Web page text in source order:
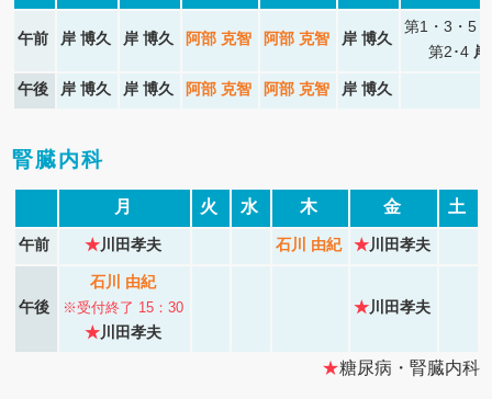
午前 岸 博久 岸 博久 阿部 克智 阿部 克智 岸 博久
第1・3・5
第2･4
午後 岸 博久 岸 博久 阿部 克智 阿部 克智 岸 博久
腎臓内科
月 火 水 木 金 土
午前 ★川田孝夫 石川 由紀 ★川田孝夫
午後
石川 由紀
※受付終了 15：30
★川田孝夫
★川田孝夫
★糖尿病・腎臓内科